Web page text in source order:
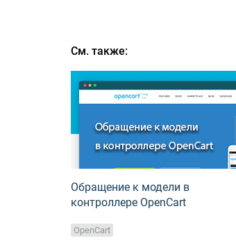
См. также:
Обращение к модели в
контроллере OpenCart
OpenCart